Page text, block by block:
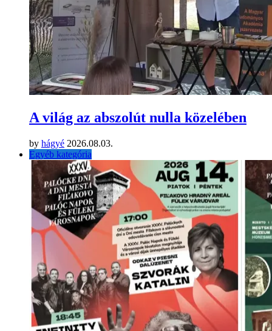
A világ az abszolút nulla közelében
by hágyé 2026.08.03.
Egyéb kategória